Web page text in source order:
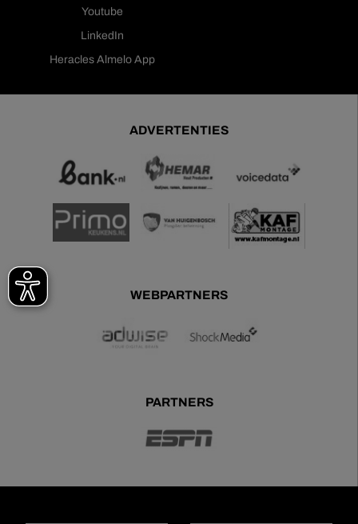
Youtube
LinkedIn
Heracles Almelo App
ADVERTENTIES
WEBPARTNERS
PARTNERS